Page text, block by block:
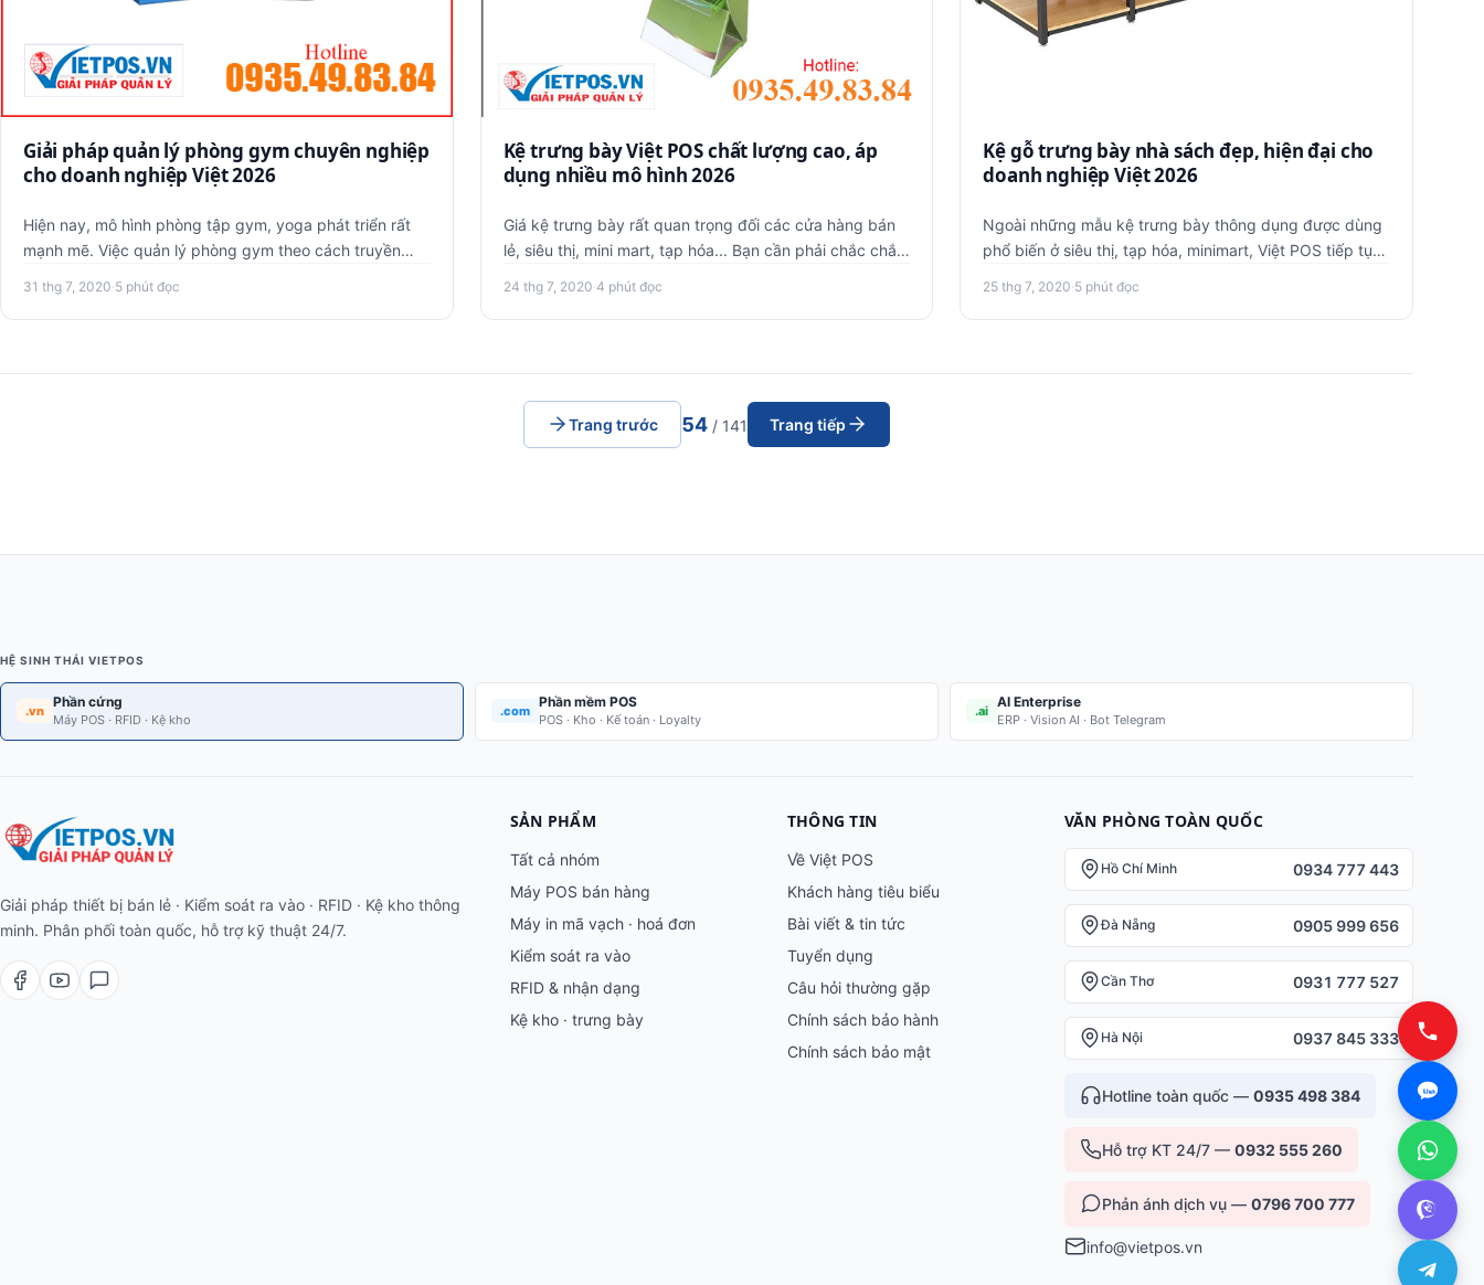
Giải pháp quản lý phòng gym chuyên nghiệp
cho doanh nghiệp Việt 2026
Hiện nay, mô hình phòng tập gym, yoga phát triển rất
mạnh mẽ. Việc quản lý phòng gym theo cách truyền
31 thg 7, 2020·5 phút đọc
Kệ trưng bày Việt POS chất lượng cao, áp
dụng nhiều mô hình 2026
Giá kệ trưng bày rất quan trọng đối các cửa hàng bán
lẻ, siêu thị, mini mart, tạp hóa... Bạn cần phải chắc chắn
24 thg 7, 2020·4 phút đọc
Kệ gỗ trưng bày nhà sách đẹp, hiện đại cho
doanh nghiệp Việt 2026
Ngoài những mẫu kệ trưng bày thông dụng được dùng
phổ biến ở siêu thị, tạp hóa, minimart, Việt POS tiếp tục
25 thg 7, 2020·5 phút đọc
Trang trước 54 / 141 Trang tiếp
HỆ SINH THÁI VIETPOS
.vn
Phần cứng
Máy POS · RFID · Kệ kho
.com
Phần mềm POS
POS · Kho · Kế toán · Loyalty
.ai
AI Enterprise
ERP · Vision AI · Bot Telegram
Giải pháp thiết bị bán lẻ · Kiểm soát ra vào · RFID · Kệ kho thông
minh. Phân phối toàn quốc, hỗ trợ kỹ thuật 24/7.
SẢN PHẨM
Tất cả nhóm
Máy POS bán hàng
Máy in mã vạch · hoá đơn
Kiểm soát ra vào
RFID & nhận dạng
Kệ kho · trưng bày
THÔNG TIN
Về Việt POS
Khách hàng tiêu biểu
Bài viết & tin tức
Tuyển dụng
Câu hỏi thường gặp
Chính sách bảo hành
Chính sách bảo mật
VĂN PHÒNG TOÀN QUỐC
Hồ Chí Minh 0934 777 443
Đà Nẵng 0905 999 656
Cần Thơ 0931 777 527
Hà Nội 0937 845 333
Hotline toàn quốc — 0935 498 384
Hỗ trợ KT 24/7 — 0932 555 260
Phản ánh dịch vụ — 0796 700 777
info@vietpos.vn